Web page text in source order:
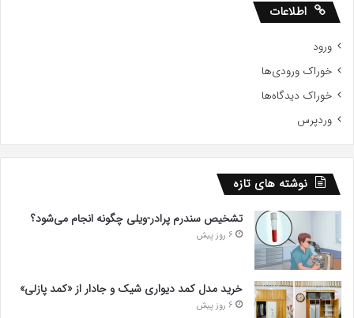
اطلاعات
ورود
خوراک ورودی‌ها
خوراک دیدگاه‌ها
وردپرس
نوشته های تازه
تشخیص سندرم پرادر-ویلی چگونه انجام می‌شود؟
6 روز پیش
خرید مدل کمد دیواری شیک و جادار از «کمد پازلی»
6 روز پیش